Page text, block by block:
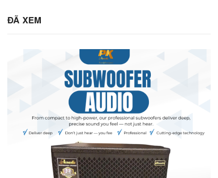
ĐÃ XEM